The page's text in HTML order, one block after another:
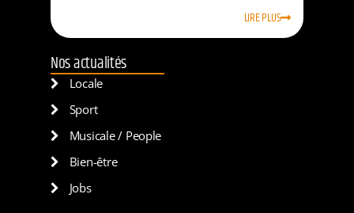
LIRE PLUS
Nos actualités
Locale
Sport
Musicale / People
Bien-être
Jobs